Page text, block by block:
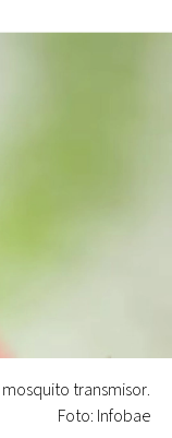
transmisor.
Foto: Infobae